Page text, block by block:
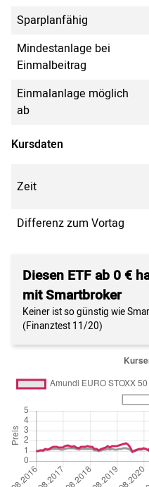
Sparplanfähig
Mindestanlage bei
Einmalbeitrag
Einmalanlage möglich
ab
Kursdaten
Zeit
Differenz zum Vortag
Diesen ETF ab 0 €
mit Smartbroker
Keiner ist so günstig wie
(Finanztest 11/20)